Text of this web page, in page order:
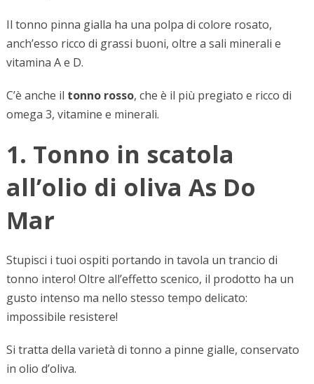
Il tonno pinna gialla ha una polpa di colore rosato,
anch’esso ricco di grassi buoni, oltre a sali minerali e
vitamina A e D.
C’è anche il tonno rosso, che è il più pregiato e ricco di
omega 3, vitamine e minerali.
1. Tonno in scatola
all’olio di oliva As Do
Mar
Stupisci i tuoi ospiti portando in tavola un trancio di
tonno intero! Oltre all’effetto scenico, il prodotto ha un
gusto intenso ma nello stesso tempo delicato:
impossibile resistere!
Si tratta della varietà di tonno a pinne gialle, conservato
in olio d’oliva.